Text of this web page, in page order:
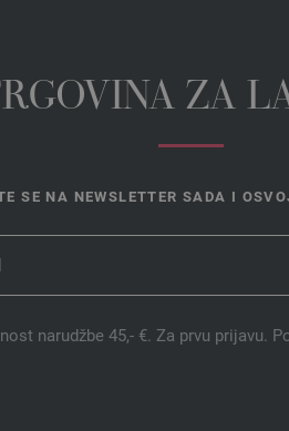
ZA
SE NA NEWSLETTER SADA I
narudžbe 45,- €. Za prvu prijavu.